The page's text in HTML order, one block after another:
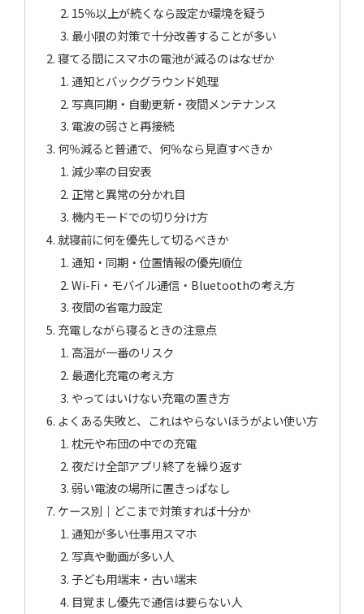
15％以上が続くなら設定か環境を疑う
最小限の対策で十分改善することが多い
寝てる間にスマホの電池が減るのはなぜか
通知とバックグラウンド処理
写真同期・自動更新・夜間メンテナンス
電波の弱さと再接続
何％減ると普通で、何％なら見直すべきか
減少率の目安表
正常と異常の分かれ目
機内モードでの切り分け方
就寝前に何を優先して切るべきか
通知・同期・位置情報の優先順位
Wi-Fi・モバイル通信・Bluetoothの考え方
夜間の省電力設定
充電しながら寝るときの注意点
高温が一番のリスク
最適化充電の考え方
やってはいけない充電の置き方
よくある失敗と、これはやらないほうがよい使い方
枕元や布団の中での充電
夜だけ全部アプリ終了を繰り返す
弱い電波の場所に置きっぱなし
ケース別｜どこまで対策すれば十分か
通知が多い仕事用スマホ
写真や動画が多い人
子ども用端末・古い端末
目覚まし優先で通信は要らない人